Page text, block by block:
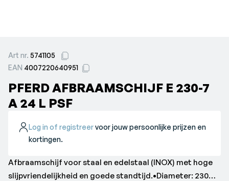
Art nr. 5741105
EAN 4007220640951
PFERD AFBRAAMSCHIJF E 230-7
A 24 L PSF
Log in of registreervoor jouw persoonlijke prijzen en
kortingen.
Afbraamschijf voor staal en edelstaal (INOX) met hoge
slijpvriendelijkheid en goede standtijd.•Diameter: 230